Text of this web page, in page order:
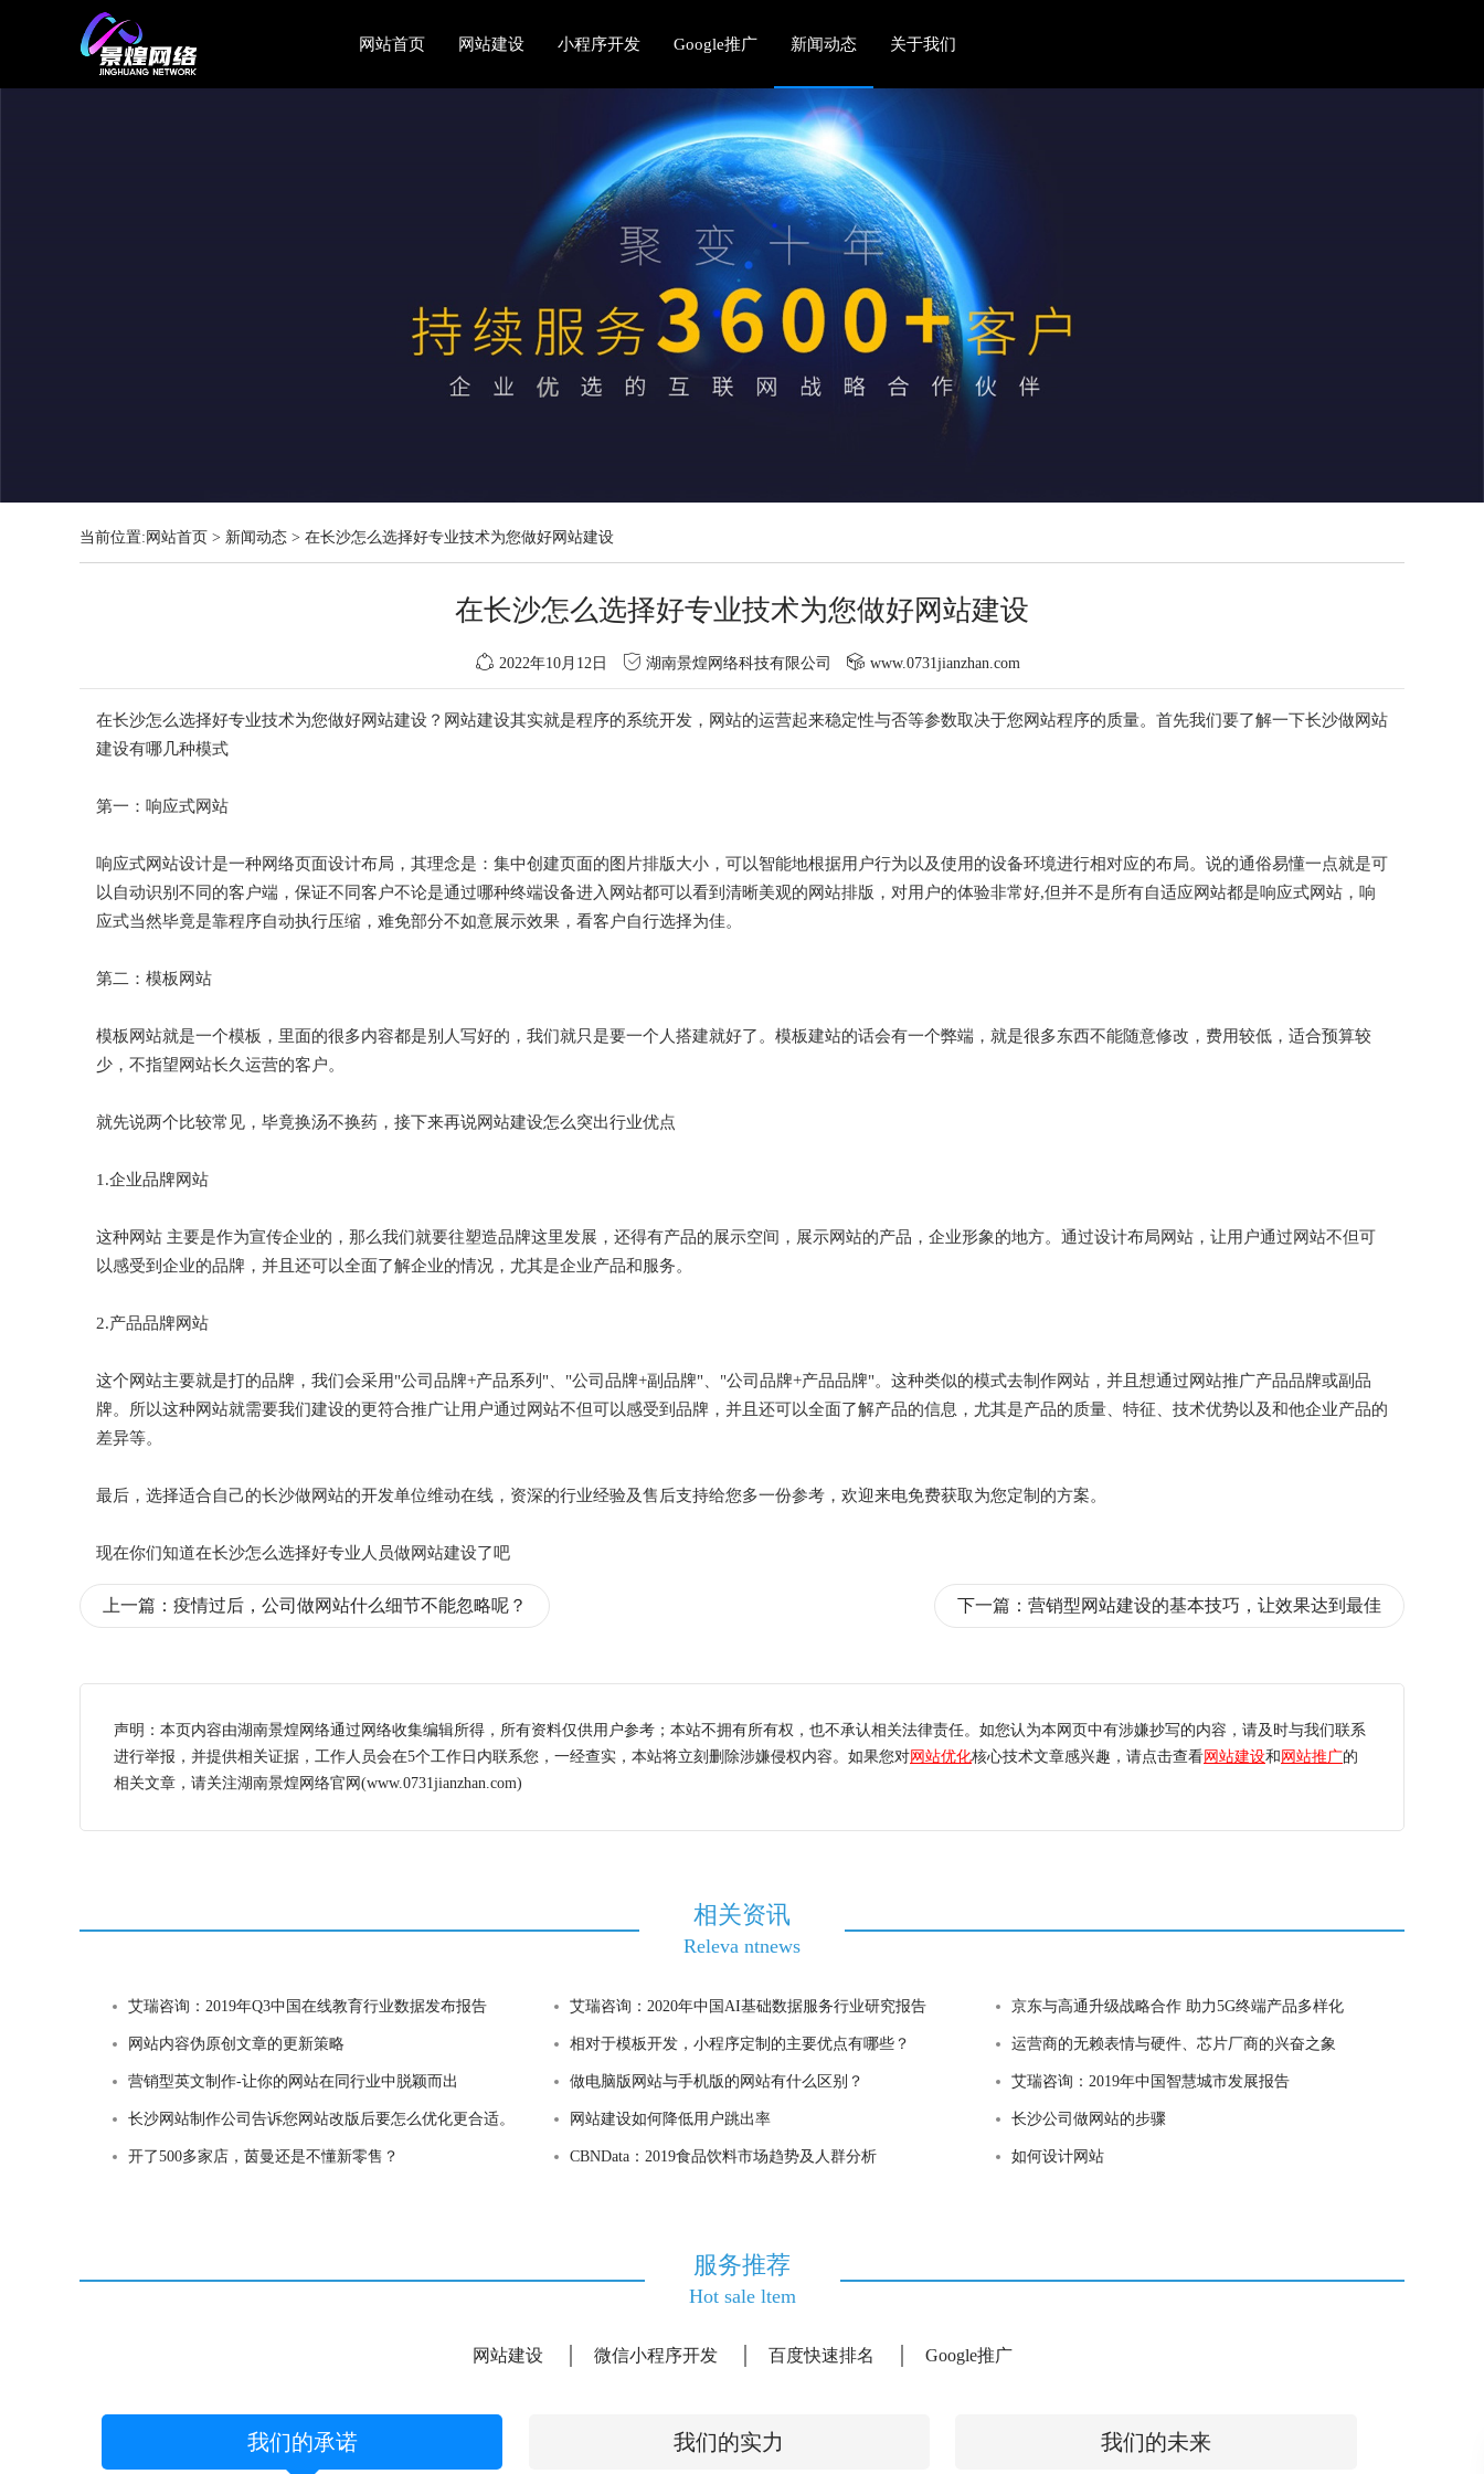
网站首页 网站建设 小程序开发 Google推广 新闻动态 关于我们
当前位置: 网站首页 > 新闻动态 > 在长沙怎么选择好专业技术为您做好网站建设
在长沙怎么选择好专业技术为您做好网站建设
2022年10月12日 湖南景煌网络科技有限公司 www.0731jianzhan.com
在长沙怎么选择好专业技术为您做好网站建设？网站建设其实就是程序的系统开发，网站的运营起来稳定性与否等参数取决于您网站程序的质量。首先我们要了解一下长沙做网站
建设有哪几种模式
第一：响应式网站
响应式网站设计是一种网络页面设计布局，其理念是：集中创建页面的图片排版大小，可以智能地根据用户行为以及使用的设备环境进行相对应的布局。说的通俗易懂一点就是可
以自动识别不同的客户端，保证不同客户不论是通过哪种终端设备进入网站都可以看到清晰美观的网站排版，对用户的体验非常好,但并不是所有自适应网站都是响应式网站，响
应式当然毕竟是靠程序自动执行压缩，难免部分不如意展示效果，看客户自行选择为佳。
第二：模板网站
模板网站就是一个模板，里面的很多内容都是别人写好的，我们就只是要一个人搭建就好了。模板建站的话会有一个弊端，就是很多东西不能随意修改，费用较低，适合预算较
少，不指望网站长久运营的客户。
就先说两个比较常见，毕竟换汤不换药，接下来再说网站建设怎么突出行业优点
1.企业品牌网站
这种网站 主要是作为宣传企业的，那么我们就要往塑造品牌这里发展，还得有产品的展示空间，展示网站的产品，企业形象的地方。通过设计布局网站，让用户通过网站不但可
以感受到企业的品牌，并且还可以全面了解企业的情况，尤其是企业产品和服务。
2.产品品牌网站
这个网站主要就是打的品牌，我们会采用"公司品牌+产品系列"、"公司品牌+副品牌"、"公司品牌+产品品牌"。这种类似的模式去制作网站，并且想通过网站推广产品品牌或副品
牌。所以这种网站就需要我们建设的更符合推广让用户通过网站不但可以感受到品牌，并且还可以全面了解产品的信息，尤其是产品的质量、特征、技术优势以及和他企业产品的
差异等。
最后，选择适合自己的长沙做网站的开发单位维动在线，资深的行业经验及售后支持给您多一份参考，欢迎来电免费获取为您定制的方案。
现在你们知道在长沙怎么选择好专业人员做网站建设了吧
上一篇： 疫情过后，公司做网站什么细节不能忽略呢？ 下一篇： 营销型网站建设的基本技巧，让效果达到最佳
声明：本页内容由湖南景煌网络通过网络收集编辑所得，所有资料仅供用户参考；本站不拥有所有权，也不承认相关法律责任。如您认为本网页中有涉嫌抄写的内容，请及时与我们联系
进行举报，并提供相关证据，工作人员会在5个工作日内联系您，一经查实，本站将立刻删除涉嫌侵权内容。如果您对网站优化核心技术文章感兴趣，请点击查看网站建设和 网站推广的
相关文章，请关注湖南景煌网络官网(www.0731jianzhan.com)
相关资讯
Releva ntnews
艾瑞咨询：2019年Q3中国在线教育行业数据发布报告 艾瑞咨询：2020年中国AI基础数据服务行业研究报告 京东与高通升级战略合作 助力5G终端产品多样化
网站内容伪原创文章的更新策略 相对于模板开发，小程序定制的主要优点有哪些？ 运营商的无赖表情与硬件、芯片厂商的兴奋之象
营销型英文制作-让你的网站在同行业中脱颖而出 做电脑版网站与手机版的网站有什么区别？ 艾瑞咨询：2019年中国智慧城市发展报告
长沙网站制作公司告诉您网站改版后要怎么优化更合适。 网站建设如何降低用户跳出率 长沙公司做网站的步骤
开了500多家店，茵曼还是不懂新零售？ CBNData：2019食品饮料市场趋势及人群分析 如何设计网站
服务推荐
Hot sale ltem
网站建设 微信小程序开发 百度快速排名 Google推广
我们的承诺 我们的实力 我们的未来